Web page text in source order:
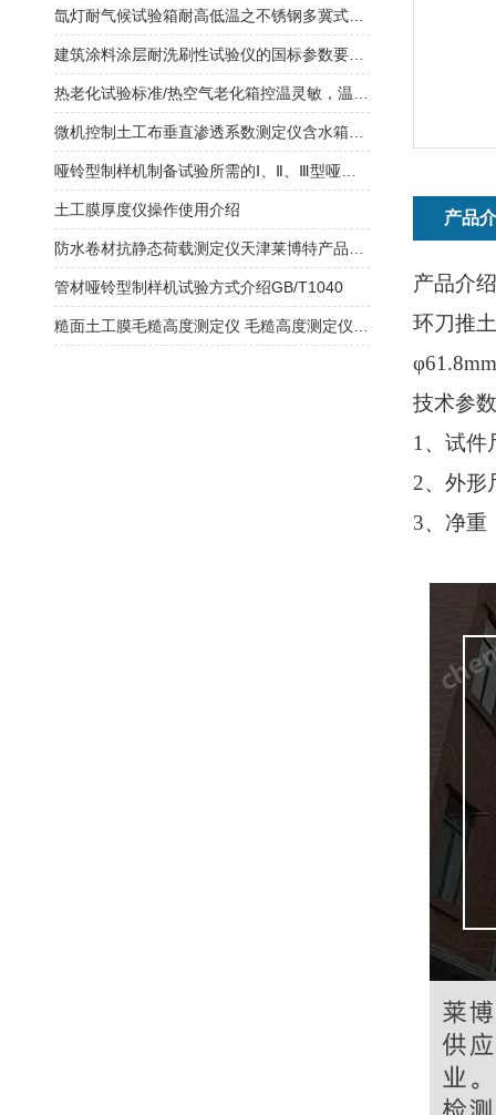
产品
产品介
环刀推
φ61.8mm
技术参
1 、试件
2、外形
3、净重
土工膜厚度仪操作使用介绍
管材哑铃型制样机试验方式介绍GB/T1040